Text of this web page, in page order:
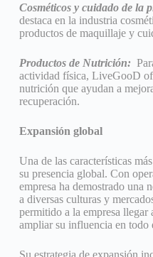
Cosméticos y cuidado de la
destaca en la industria
productos de maquillaje y
Productos de Nutrición:
actividad física, LiveGooD
nutrición que ayudan a
recuperación.
Expansión global
Una de las características
su presencia global. Con
empresa ha demostrado una
a diversas culturas y
permitido a la empresa llegar
ampliar su influencia en todo
Su estrategia de expansión